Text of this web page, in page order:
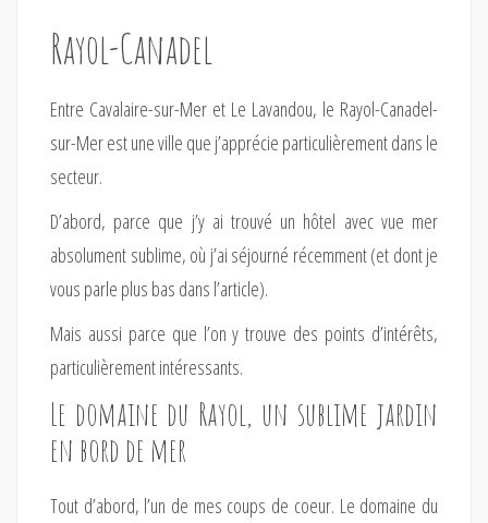
Rayol-Canadel
Entre Cavalaire-sur-Mer et Le Lavandou, le Rayol-Canadel-
sur-Mer est une ville que j’apprécie particulièrement dans le
secteur.
D’abord, parce que j’y ai trouvé un hôtel avec vue mer
absolument sublime, où j’ai séjourné récemment (et dont je
vous parle plus bas dans l’article).
Mais aussi parce que l’on y trouve des points d’intérêts,
particulièrement intéressants.
Le domaine du Rayol, un sublime jardin
en bord de mer
Tout d’abord, l’un de mes coups de coeur. Le domaine du